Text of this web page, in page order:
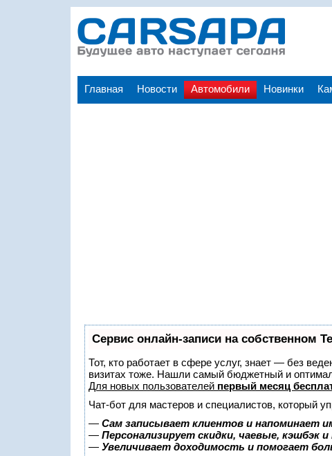
Главная Новости Автомобили Новинки
Сервис онлайн-записи на собственном
Тот, кто работает в сфере услуг, знает — без
визитах тоже. Нашли самый бюджетный и
Для новых пользователей первый месяц
Чат-бот для мастеров и специалистов, который
— Сам записывает клиентов и напоминает
— Персонализирует скидки, чаевые, кэшбэк
— Увеличивает доходимость и помогает